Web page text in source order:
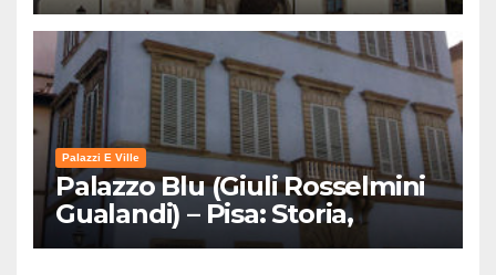
Palazzi E Ville
Palazzo Blu (Giuli Rosselmini
Gualandi) – Pisa: Storia,
Mostre e Info Visita